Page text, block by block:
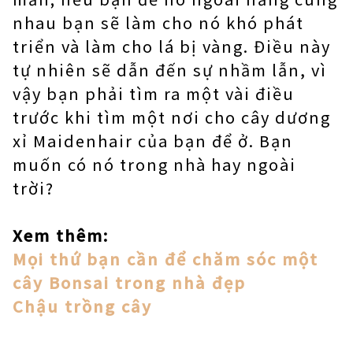
nhau bạn sẽ làm cho nó khó phát
triển và làm cho lá bị vàng. Điều này
tự nhiên sẽ dẫn đến sự nhầm lẫn, vì
vậy bạn phải tìm ra một vài điều
trước khi tìm một nơi cho cây dương
xỉ Maidenhair của bạn để ở. Bạn
muốn có nó trong nhà hay ngoài
trời?
Xem thêm:
Mọi thứ bạn cần để chăm sóc một
cây Bonsai trong nhà đẹp
Chậu trồng cây